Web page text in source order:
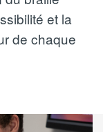
et la
de chaque